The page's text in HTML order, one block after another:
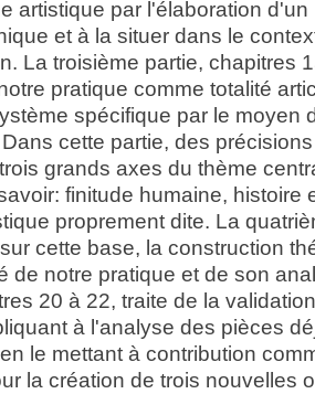
artistique par l'élaboration
et à la situer dans le
La troisième partie, chapitres
pratique comme totalité
spécifique par le moyen
cette partie, des
grands axes du thème
finitude humaine, histoire
proprement dite. La
cette base, la construction
de notre pratique et de son
20 à 22, traite de la
à l'analyse des pièces
le mettant à contribution
la création de trois nouvelles